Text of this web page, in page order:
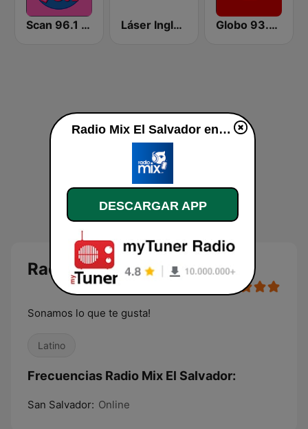
Scan 96.1 FM Láser Inglés 92.9 Globo 93.3 FM
Radio Mix El Salvador
Sonamos lo que te gusta!
Latino
Frecuencias Radio Mix El Salvador:
San Salvador: Online
Radio Mix El Salvador en vivo
DESCARGAR APP